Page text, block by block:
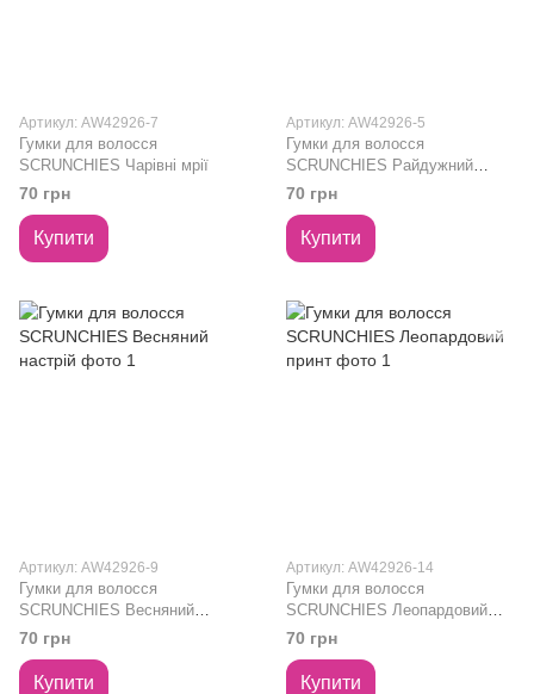
Артикул: AW42926-7
Гумки для волосся
SCRUNCHIES Чарівні мрії
70 грн
Купити
Артикул: AW42926-5
Гумки для волосся
SCRUNCHIES Райдужний
єдиноріг
70 грн
Купити
Артикул: AW42926-9
Гумки для волосся
SCRUNCHIES Весняний
настрій
70 грн
Купити
Артикул: AW42926-14
Гумки для волосся
SCRUNCHIES Леопардовий
принт
70 грн
Купити